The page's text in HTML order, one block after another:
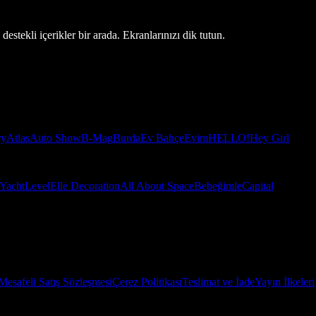
içerikler bir arada. Ekranlarınızı dik tutun.
AtlasAuto ShowB-MagBurdaEv BahçeEvimHELLO!Hey Girl
YachtLevelElle DecorationAll About SpaceBebeğimleCapital
Satış SözleşmesiÇerez PolitikasıTeslimat ve İadeYayın İlkeleri